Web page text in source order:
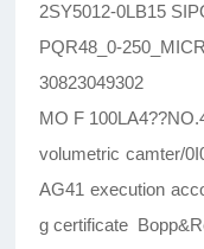
2SY5012-0LB15
PQR48_0-
30823049302
MO F
volumetric camter/
AG41 execution
g certificate